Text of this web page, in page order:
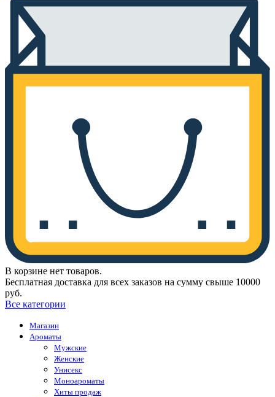
В корзине нет товаров.
Бесплатная доставка для всех заказов на сумму свыше 10000
руб.
Все категории
Магазин
Ароматы
Мужские
Женские
Унисекс
Моноароматы
Хиты продаж